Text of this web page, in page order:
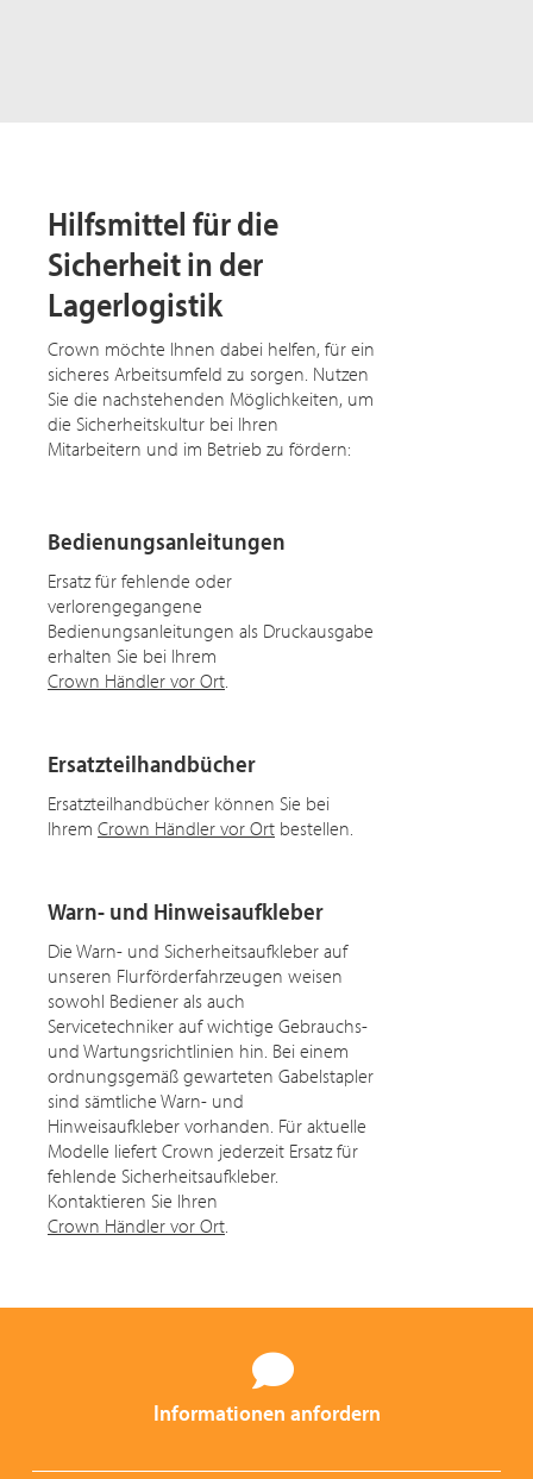
Hilfsmittel für die
Sicherheit in der
Lagerlogistik
Crown möchte Ihnen dabei helfen, für ein
sicheres Arbeitsumfeld zu sorgen. Nutzen
Sie die nachstehenden Möglichkeiten, um
die Sicherheitskultur bei Ihren
Mitarbeitern und im Betrieb zu fördern:
Bedienungsanleitungen
Ersatz für fehlende oder
verlorengegangene
Bedienungsanleitungen als Druckausgabe
erhalten Sie bei Ihrem
Crown Händler vor Ort.
Ersatzteilhandbücher
Ersatzteilhandbücher können Sie bei
Ihrem Crown Händler vor Ort bestellen.
Warn- und Hinweisaufkleber
Die Warn- und Sicherheitsaufkleber auf
unseren Flurförderfahrzeugen weisen
sowohl Bediener als auch
Servicetechniker auf wichtige Gebrauchs-
und Wartungsrichtlinien hin. Bei einem
ordnungsgemäß gewarteten Gabelstapler
sind sämtliche Warn- und
Hinweisaufkleber vorhanden. Für aktuelle
Modelle liefert Crown jederzeit Ersatz für
fehlende Sicherheitsaufkleber.
Kontaktieren Sie Ihren
Crown Händler vor Ort.
Informationen anfordern